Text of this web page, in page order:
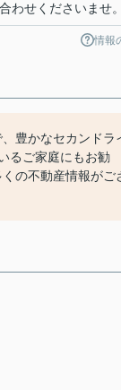
わせくださいませ。
情報
豊かなセカンドラ
るご家庭にもお勧
の不動産情報がご